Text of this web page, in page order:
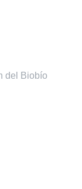
del Biobío